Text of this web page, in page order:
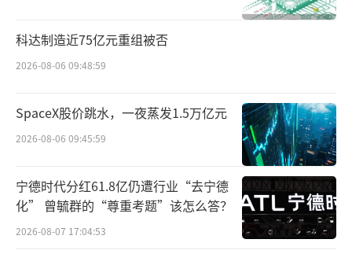
改后，华天科技持有325.76万股，占比7.5
8%。
不仅如此，华天科技与华海诚科长期保持
紧密产业链协同。华海诚科主营环氧塑封料，
是封测环节关键上游材料；华天科技作为下游
封测大厂，自2013年起即为华海诚科核心客
户，2019-2021年连续位列其前五大客户。华天
科技曾派驻高管出任华海诚科董事，属于典
型“产业+财务”双重绑定的战略投资。
科达制造近75亿元重组被否
2026-08-06 09:48:59
SpaceX股价跳水，一夜蒸发1.5万亿元
2026-08-06 09:45:59
宁德时代分红61.8亿仍遭行业“去宁德
化” 曾毓群的“尊重考题”该怎么答？
2026-08-07 17:04:53